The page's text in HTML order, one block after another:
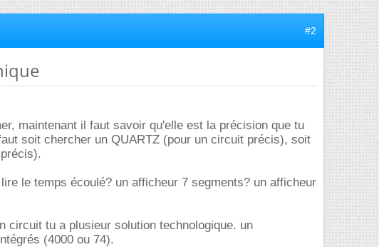
#2
maintenant il faut savoir qu'elle est la précision que tu
soit chercher un QUARTZ (pour un circuit précis), soit
le temps écoulé? un afficheur 7 segments? un afficheur
circuit tu a plusieur solution technologique. un
(4000 ou 74).